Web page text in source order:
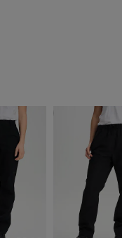
Kampanja -25%